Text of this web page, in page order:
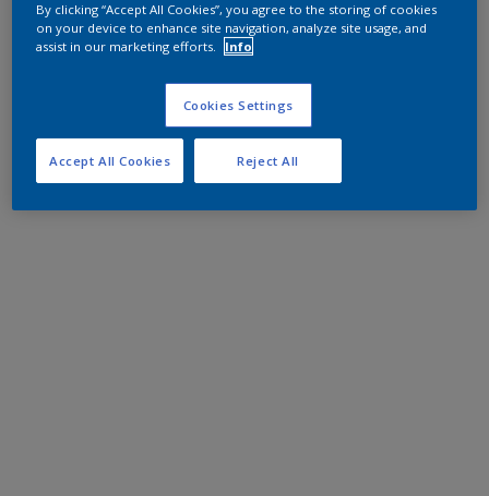
By clicking “Accept All Cookies”, you agree to the storing of cookies
on your device to enhance site navigation, analyze site usage, and
assist in our marketing efforts.
Info
Cookies Settings
Reject All
Accept All Cookies